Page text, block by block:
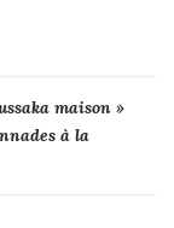
maison »
à la